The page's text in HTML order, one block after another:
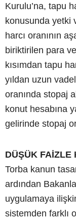
Kurulu’na, tapu
konusunda yetki
harcı oranının
biriktirilen para
kısımdan tapu
yıldan uzun
oranında stopaj
konut hesabına
gelirinde stopaj
DÜŞÜK FAİZLE
Torba kanun
ardından
uygulamaya
sistemden farklı